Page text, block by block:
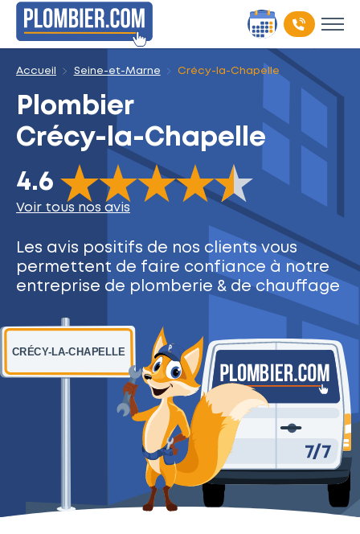
Accueil Seine-et-Marne Crécy-la-Chapelle
Plombier
Crécy-la-Chapelle
4.6
The rating of this product is 4.6out of 5
Voir tous nos avis
Les avis positifs de nos clientsvous
permettent de faire confiance à notre
entreprise de plomberie & de chauffage
CRÉCY-LA-CHAPELLE